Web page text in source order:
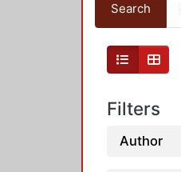
Search
Filters
Author